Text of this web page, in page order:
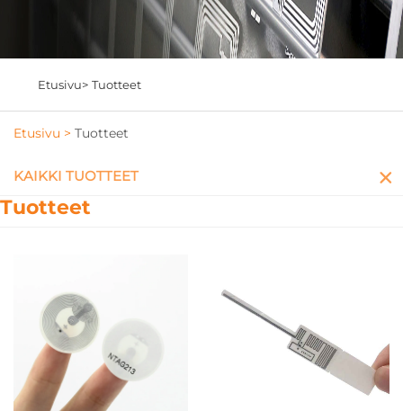
Etusivu> Tuotteet
Etusivu > Tuotteet
KAIKKI TUOTTEET
Tuotteet